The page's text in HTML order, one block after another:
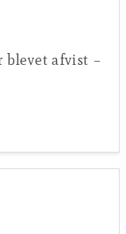
blevet afvist –